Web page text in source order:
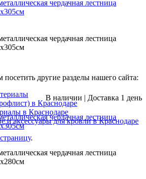
другие разделы нашего сайта:
в Краснодаре
в Краснодаре
и аксессуары для кровли в Краснодаре
.
чердачная лестница
чердачная лестница
В наличии | Доставка 1 день
чердачная лестница
чердачная лестница